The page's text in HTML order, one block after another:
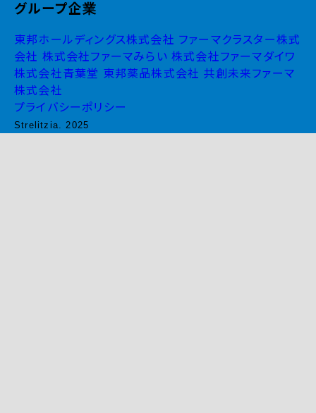
グループ企業
東邦ホールディングス株式会社 ファーマクラスター株式
会社 株式会社ファーマみらい 株式会社ファーマダイワ
株式会社青葉堂 東邦薬品株式会社 共創未来ファーマ
株式会社
プライバシーポリシー
Strelitzia. 2025